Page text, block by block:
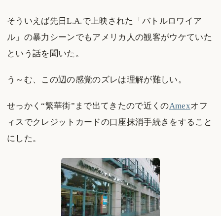
そういえば先日L.A.で上映された「バトルロワイア
ル」の暴力シーンでもアメリカ人の観客がウケていた
という話を聞いた。
う～む、この辺の感覚のズレは理解が難しい。
せっかく“繁華街”まで出てきたので近くのAmexオフ
ィスでクレジットカードの口座抹消手続きをすること
にした。